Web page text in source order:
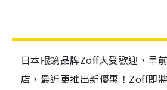
日本眼鏡品牌Zoff大受歡迎，早
店，最近更推出新優惠！Zoff即